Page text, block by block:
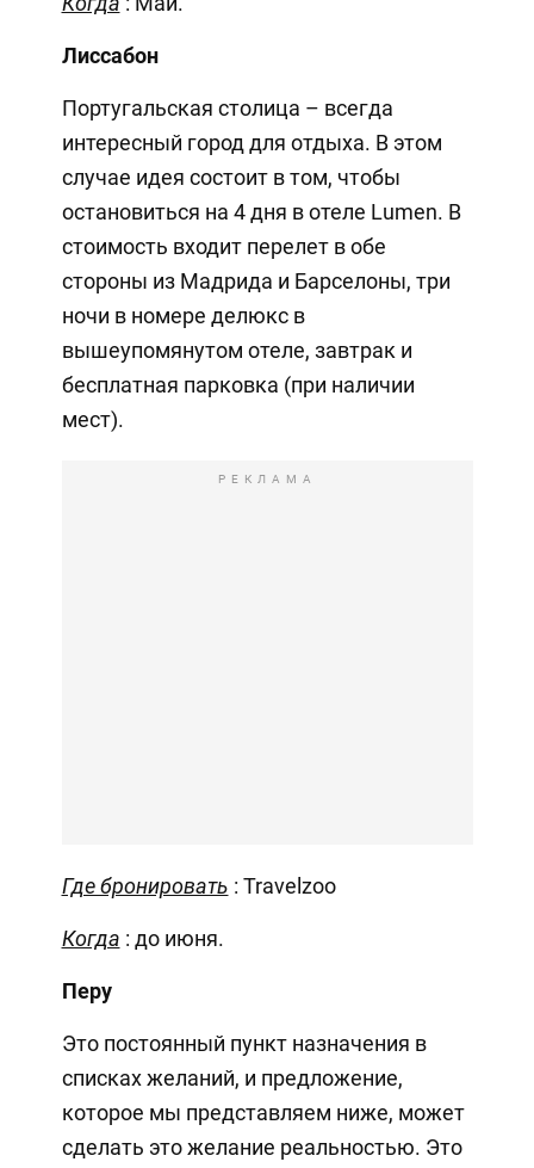
Лиссабон
Португальская столица – всегда
интересный город для отдыха. В этом
случае идея состоит в том, чтобы
остановиться на 4 дня в отеле Lumen. В
стоимость входит перелет в обе
стороны из Мадрида и Барселоны, три
ночи в номере делюкс в
вышеупомянутом отеле, завтрак и
бесплатная парковка (при наличии
мест).
РЕКЛАМА
Где бронировать : Travelzoo
Когда : до июня.
Перу
Это постоянный пункт назначения в
списках желаний, и предложение,
которое мы представляем ниже, может
сделать это желание реальностью. Это